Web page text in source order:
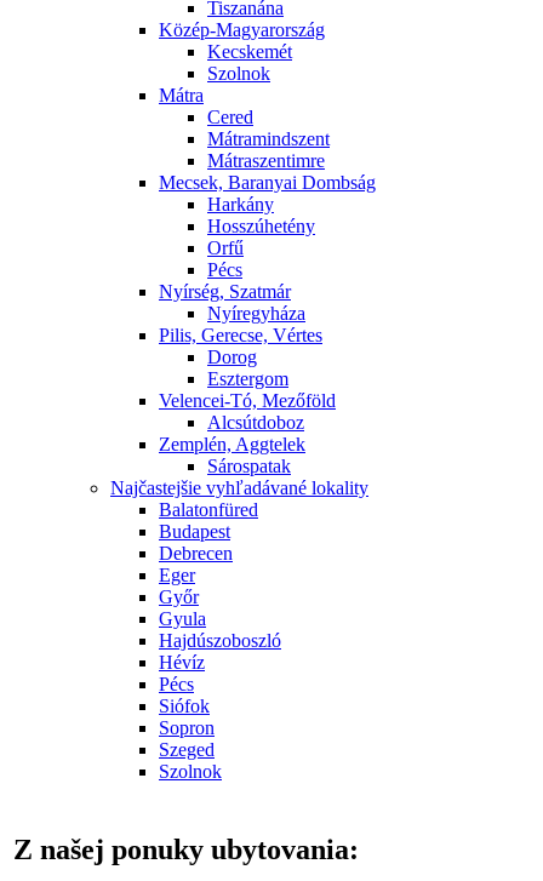
Tiszanána
Közép-Magyarország
Kecskemét
Szolnok
Mátra
Cered
Mátramindszent
Mátraszentimre
Mecsek, Baranyai Dombság
Harkány
Hosszúhetény
Orfű
Pécs
Nyírség, Szatmár
Nyíregyháza
Pilis, Gerecse, Vértes
Dorog
Esztergom
Velencei-Tó, Mezőföld
Alcsútdoboz
Zemplén, Aggtelek
Sárospatak
Najčastejšie vyhľadávané lokality
Balatonfüred
Budapest
Debrecen
Eger
Győr
Gyula
Hajdúszoboszló
Hévíz
Pécs
Siófok
Sopron
Szeged
Szolnok
Z našej ponuky ubytovania: